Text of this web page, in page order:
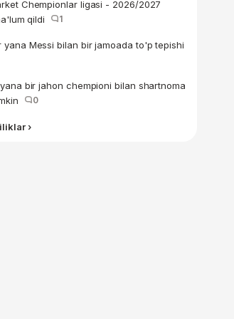
Chempionlar ligasi - 2026/2027
qildi
1
yana Messi bilan bir jamoada to'p tepishi
bir jahon chempioni bilan shartnoma
0
›